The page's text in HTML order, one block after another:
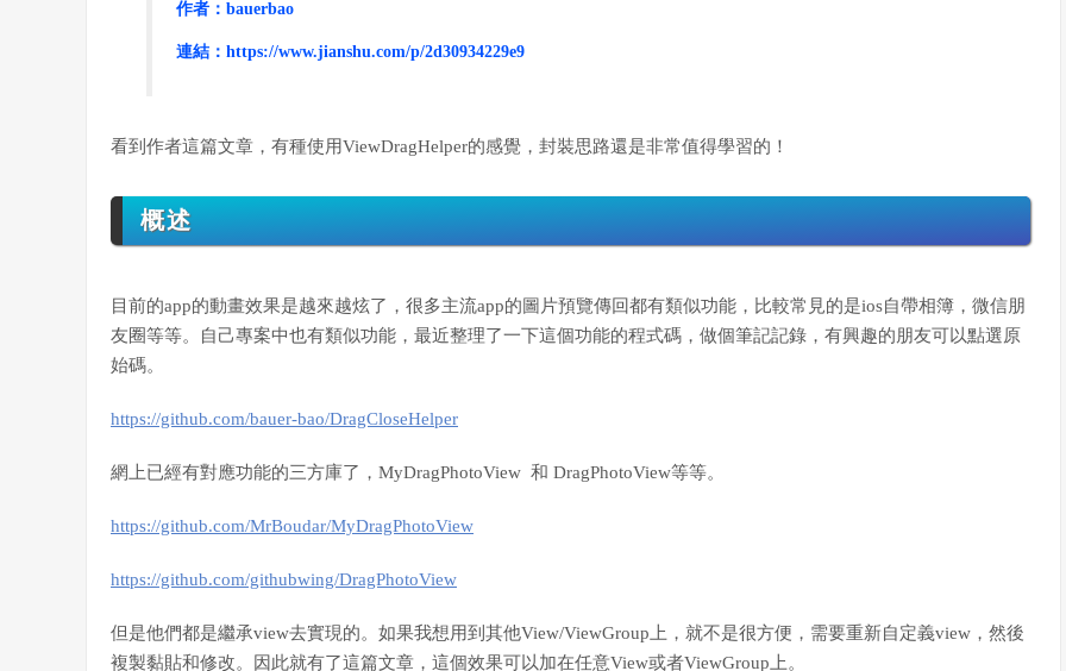
作者：bauerbao
連結：https://www.jianshu.com/p/2d30934229e9
看到作者這篇文章，有種使用ViewDragHelper的感覺，封裝思路還是非常值得學習的！
概述
目前的app的動畫效果是越來越炫了，很多主流app的圖片預覽傳回都有類似功能，比較常見的是ios自帶相簿，微信朋
友圈等等。自己專案中也有類似功能，最近整理了一下這個功能的程式碼，做個筆記記錄，有興趣的朋友可以點選原
始碼。
https://github.com/bauer-bao/DragCloseHelper
網上已經有對應功能的三方庫了，MyDragPhotoView 和 DragPhotoView等等。
https://github.com/MrBoudar/MyDragPhotoView
https://github.com/githubwing/DragPhotoView
但是他們都是繼承view去實現的。如果我想用到其他View/ViewGroup上，就不是很方便，需要重新自定義view，然後
複製黏貼和修改。因此就有了這篇文章，這個效果可以加在任意View或者ViewGroup上。